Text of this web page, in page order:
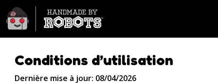
Hand Made by Robots
Conditions d’utilisation
Dernière mise à jour: 08/04/2026